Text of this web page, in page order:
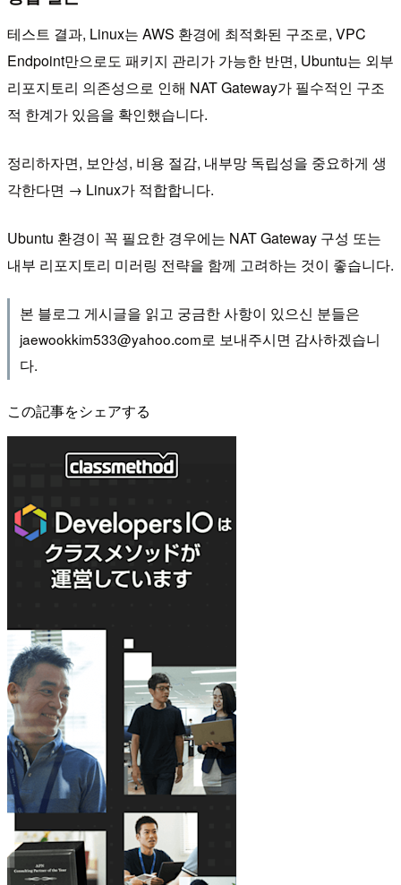
테스트 결과, Linux는 AWS 환경에 최적화된 구조로, VPC
Endpoint만으로도 패키지 관리가 가능한 반면, Ubuntu는 외부
리포지토리 의존성으로 인해 NAT Gateway가 필수적인 구조
적 한계가 있음을 확인했습니다.
정리하자면, 보안성, 비용 절감, 내부망 독립성을 중요하게 생
각한다면 → Linux가 적합합니다.
Ubuntu 환경이 꼭 필요한 경우에는 NAT Gateway 구성 또는
내부 리포지토리 미러링 전략을 함께 고려하는 것이 좋습니다.
본 블로그 게시글을 읽고 궁금한 사항이 있으신 분들은
jaewookkim533@yahoo.com로 보내주시면 감사하겠습니
다.
この記事をシェアする